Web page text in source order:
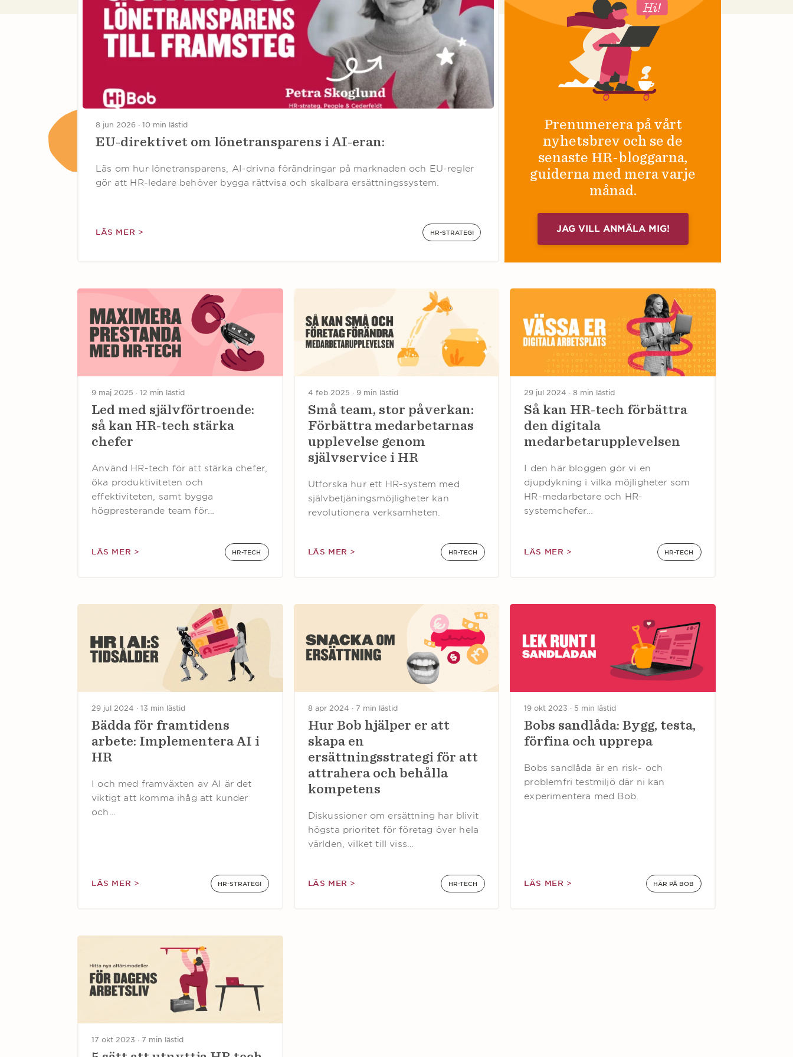
8 jun 2026 · 10 min lästid
EU-direktivet om lönetransparens i AI-eran:
Läs om hur lönetransparens, AI-drivna förändringar på marknaden och EU-regler
gör att HR-ledare behöver bygga rättvisa och skalbara ersättningssystem.
LÄS MER > HR-STRATEGI
Prenumerera på vårt
nyhetsbrev och se de
senaste HR-bloggarna,
guiderna med mera varje
månad.
JAG VILL ANMÄLA MIG!
9 maj 2025 · 12 min lästid
Led med självförtroende:
så kan HR-tech stärka
chefer
Använd HR-tech för att stärka chefer,
öka produktiviteten och
effektiviteten, samt bygga
högpresterande team för…
LÄS MER > HR-TECH
4 feb 2025 · 9 min lästid
Små team, stor påverkan:
Förbättra medarbetarnas
upplevelse genom
självservice i HR
Utforska hur ett HR-system med
självbetjäningsmöjligheter kan
revolutionera verksamheten.
LÄS MER > HR-TECH
29 jul 2024 · 8 min lästid
Så kan HR-tech förbättra
den digitala
medarbetarupplevelsen
I den här bloggen gör vi en
djupdykning i vilka möjligheter som
HR-medarbetare och HR-
systemchefer…
LÄS MER > HR-TECH
29 jul 2024 · 13 min lästid
Bädda för framtidens
arbete: Implementera AI i
HR
I och med framväxten av AI är det
viktigt att komma ihåg att kunder
och…
LÄS MER > HR-STRATEGI
8 apr 2024 · 7 min lästid
Hur Bob hjälper er att
skapa en
ersättningsstrategi för att
attrahera och behålla
kompetens
Diskussioner om ersättning har blivit
högsta prioritet för företag över hela
världen, vilket till viss…
LÄS MER > HR-TECH
19 okt 2023 · 5 min lästid
Bobs sandlåda: Bygg, testa,
förfina och upprepa
Bobs sandlåda är en risk- och
problemfri testmiljö där ni kan
experimentera med Bob.
LÄS MER > HÄR PÅ BOB
17 okt 2023 · 7 min lästid